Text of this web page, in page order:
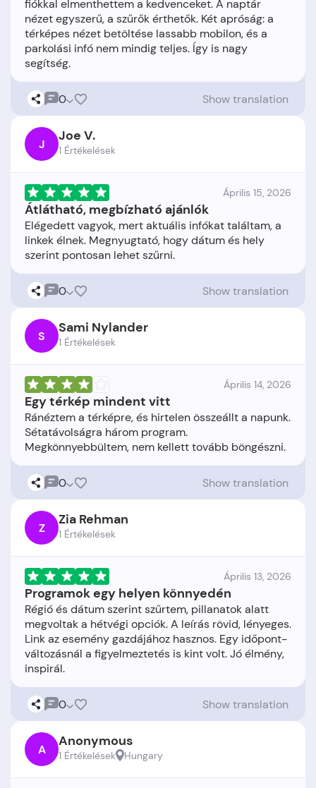
fiókkal elmenthettem a kedvenceket. A naptár
nézet egyszerű, a szűrők érthetők. Két apróság: a
térképes nézet betöltése lassabb mobilon, és a
parkolási infó nem mindig teljes. Így is nagy
0 Show translation
J Joe V.
1 Értékelések
Április 15, 2026
Átlátható, megbízható ajánlók
Elégedett vagyok, mert aktuális infókat találtam, a
linkek élnek. Megnyugtató, hogy dátum és hely
0 Show translation
S Sami Nylander
1 Értékelések
Április 14, 2026
Egy térkép mindent vitt
Ránéztem a térképre, és hirtelen összeállt a napunk.
Sétatávolságra három program.
0 Show translation
Z Zia Rehman
1 Értékelések
Április 13, 2026
Programok egy helyen könnyedén
Régió és dátum szerint szűrtem, pillanatok alatt
megvoltak a hétvégi opciók. A leírás rövid, lényeges.
Link az esemény gazdájához hasznos. Egy időpont-
változásnál a figyelmeztetés is kint volt. Jó élmény,
0 Show translation
A Anonymous
1 Értékelések Hungary